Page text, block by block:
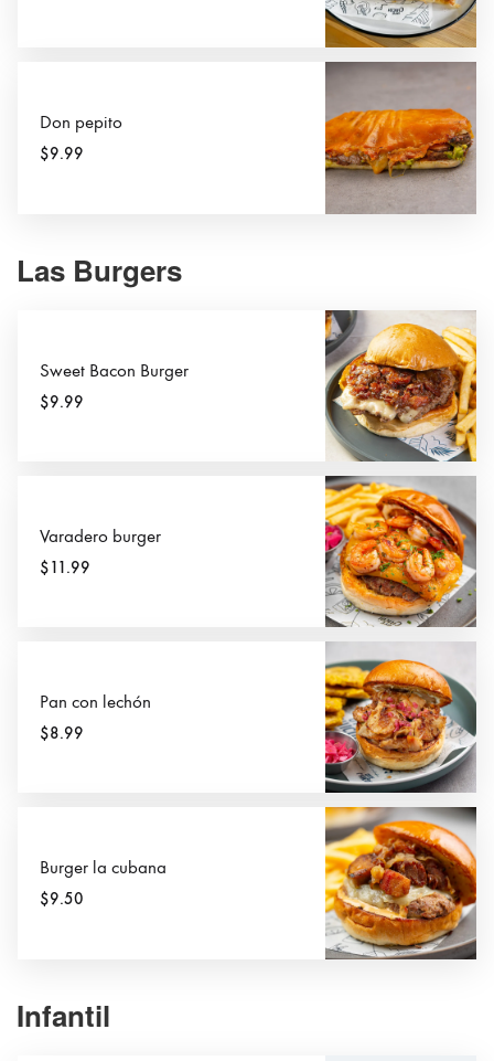
Don pepito
$9.99
Las Burgers
Sweet Bacon Burger
$9.99
Varadero burger
$11.99
Pan con lechón
$8.99
Burger la cubana
$9.50
Infantil